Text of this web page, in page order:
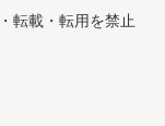
転載・転用を禁止